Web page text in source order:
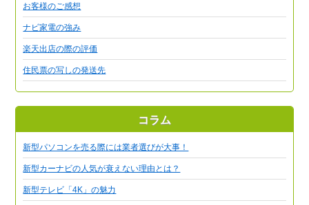
お客様のご感想
ナビ家電の強み
楽天出店の際の評価
住民票の写しの発送先
コラム
新型パソコンを売る際には業者選びが大事！
新型カーナビの人気が衰えない理由とは？
新型テレビ「4K」の魅力